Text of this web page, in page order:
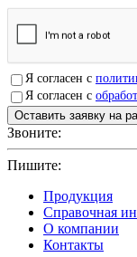
Я согласен с
Я согласен с
Звоните:
Пишите:
Продукция
Справочная
О компании
Контакты